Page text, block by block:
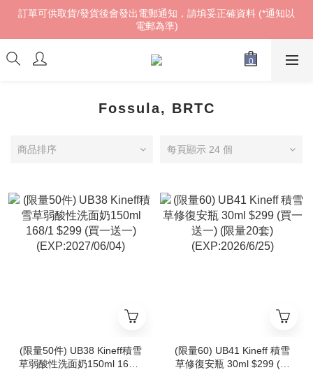
訂單可供取貨/發貨後會發出電郵通知，請填妥正確資料 (*通知以
電郵為準)
訂單可供取貨/發貨後會發出電郵通知，請填妥正確資料 (*通知以
電郵為準)
𝓌ℯ𝓁𝒸ℴ𝓂ℯ!
電郵為準)
Fossula, BRTC
商品排序 每頁顯示 24 個
(限量50件) UB38 Kineff積雪
草弱酸性洗面奶150ml 168/1
(限量60) UB41 Kineff 積雪
草修復安瓶 30ml $299 (買